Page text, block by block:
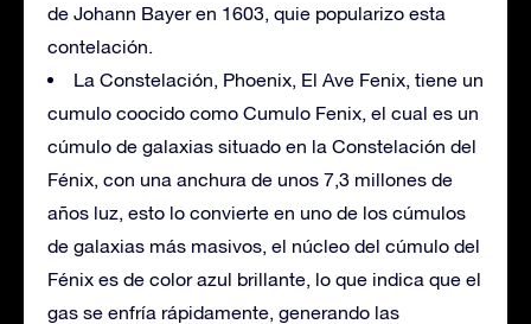
de Johann Bayer en 1603, quie popularizo esta
contelación.
La Constelación, Phoenix, El Ave Fenix, tiene un
cumulo coocido como Cumulo Fenix, el cual es un
cúmulo de galaxias situado en la Constelación del
Fénix, con una anchura de unos 7,3 millones de
años luz, esto lo convierte en uno de los cúmulos
de galaxias más masivos, el núcleo del cúmulo del
Fénix es de color azul brillante, lo que indica que el
gas se enfría rápidamente, generando las